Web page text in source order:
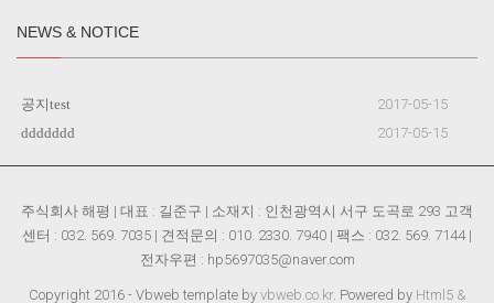
NEWS & NOTICE
공지test
2017-05-15
ddddddd
2017-05-15
주식회사 해평 | 대표 : 길준구 | 소재지 : 인천광역시 서구 도곡로 293 고객
센터 : 032. 569. 7035 | 견적문의 : 010. 2330. 7940 | 팩스 : 032. 569. 7144 |
전자우편 : hp5697035@naver.com
Copyright 2016 - Vbweb template by vbweb.co.kr. Powered by Html5 &